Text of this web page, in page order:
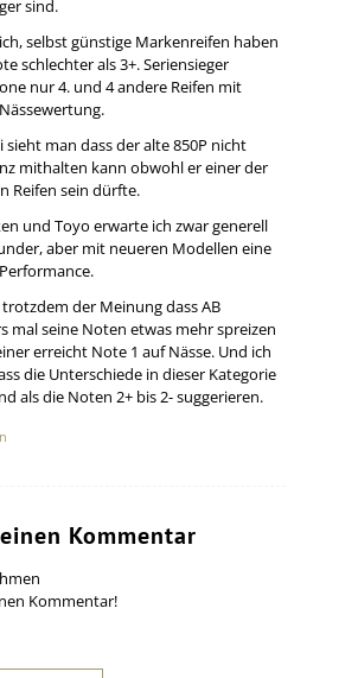
sind.
selbst günstige Markenreifen haben
schlechter als 3+. Seriensieger
nur 4. und 4 andere Reifen mit
sieht man dass der alte 850P nicht
mithalten kann obwohl er einer der
Reifen sein dürfte.
und Toyo erwarte ich zwar generell
aber mit neueren Modellen eine
trotzdem der Meinung dass AB
mal seine Noten etwas mehr spreizen
erreicht Note 1 auf Nässe. Und ich
die Unterschiede in dieser Kategorie
als die Noten 2+ bis 2- suggerieren.
Kommentar
Kommentar!